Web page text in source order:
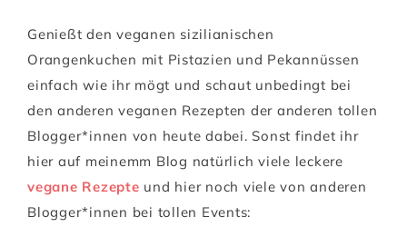
Genießt den veganen sizilianischen
Orangenkuchen mit Pistazien und Pekannüssen
einfach wie ihr mögt und schaut unbedingt bei
den anderen veganen Rezepten der anderen tollen
Blogger*innen von heute dabei. Sonst findet ihr
hier auf meinemm Blog natürlich viele leckere
vegane Rezepte und hier noch viele von anderen
Blogger*innen bei tollen Events: